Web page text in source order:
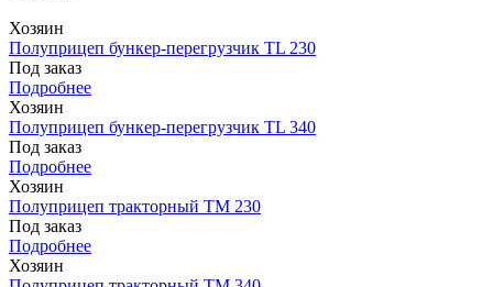
Хозяин
Полуприцеп бункер-перегрузчик TL 230
Под заказ
Подробнее
Хозяин
Полуприцеп бункер-перегрузчик TL 340
Под заказ
Подробнее
Хозяин
Полуприцеп тракторный TM 230
Под заказ
Подробнее
Хозяин